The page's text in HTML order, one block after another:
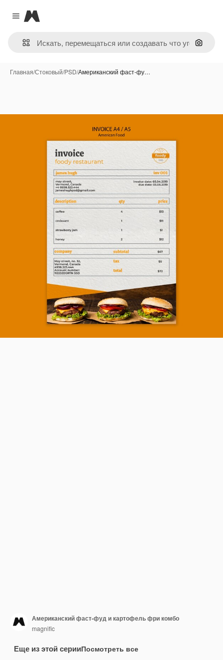
Close menu
Magnific
Поиск
Главная/Стоковый/PSD/Американский фаст-фу…
Американский фаст-фуд и картофель фри комбо
magnific
Еще из этой серииПосмотреть все